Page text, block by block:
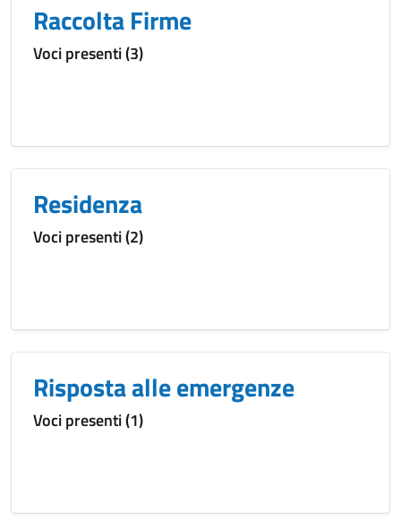
Raccolta Firme
Voci presenti (3)
Residenza
Voci presenti (2)
Risposta alle emergenze
Voci presenti (1)